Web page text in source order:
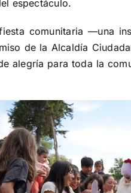
espectáculo.
comunitaria —una
de la Alcaldía
alegría para toda la